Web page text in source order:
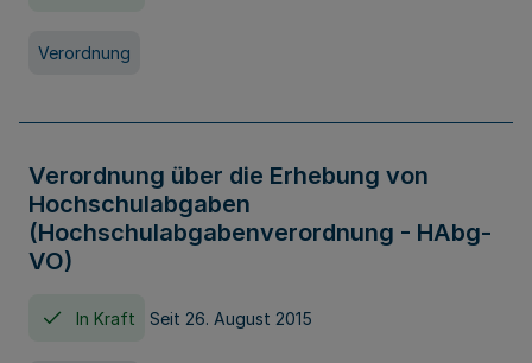
Verordnung
Verordnung über die Erhebung von
Hochschulabgaben
(Hochschulabgabenverordnung - HAbg-
VO)
In Kraft Seit 26. August 2015